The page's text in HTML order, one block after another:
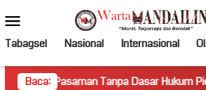
ke
kontenMobile
Tabagsel Nasional Internasional
Baca:
Tanpa Dasar Hukum Picu Keresahan